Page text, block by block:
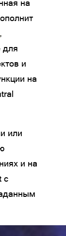
на
,
для
и
на
или
и на
с